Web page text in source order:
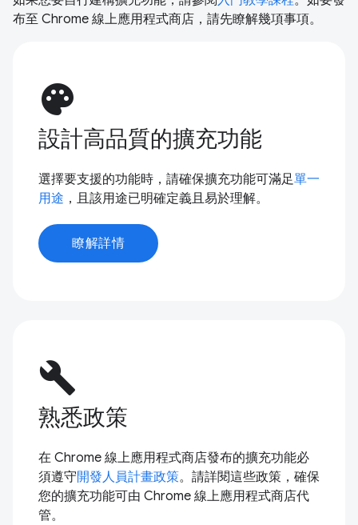
布至 Chrome 線上應用程式商店，請先瞭解幾項事項。
palette
設計高品質的擴充功能
選擇要支援的功能時，請確保擴充功能可滿足單一
用途 ，且該用途已明確定義且易於理解。
瞭解詳情
build
熟悉政策
在 Chrome 線上應用程式商店發布的擴充功能必
須遵守開發人員計畫政策。請詳閱這些政策，確保
您的擴充功能可由 Chrome 線上應用程式商店代
管。